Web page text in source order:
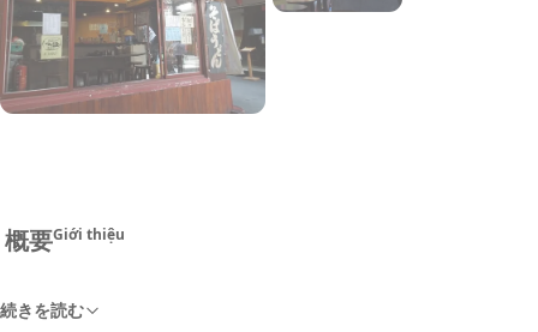
概要Giới thiệu
続きを読む